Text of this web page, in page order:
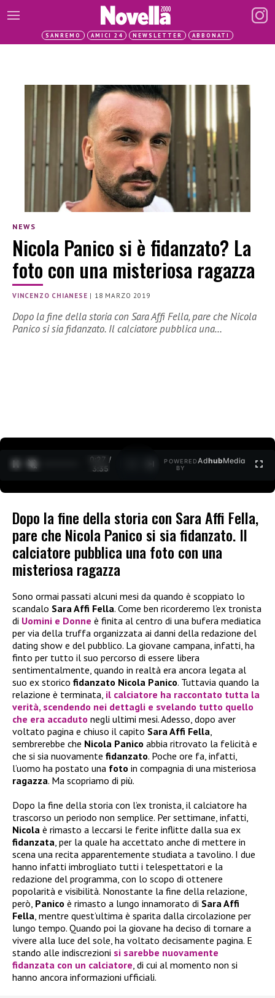
SANREMO AMICI 24 NEWSLETTER ABBONATI
NEWS
Nicola Panico si è fidanzato? La
foto con una misteriosa ragazza
VINCENZO CHIANESE | 18 MARZO 2019
Dopo la fine della storia con Sara Affi Fella, pare che Nicola
Panico si sia fidanzato. Il calciatore pubblica una…
0:27 /
3:35
POWERED
BY
AdhubMedia
Dopo la fine della storia con Sara Affi Fella,
pare che Nicola Panico si sia fidanzato. Il
calciatore pubblica una foto con una
misteriosa ragazza
Sono ormai passati alcuni mesi da quando è scoppiato lo
scandalo Sara Affi Fella. Come ben ricorderemo l’ex tronista
di Uomini e Donne è finita al centro di una bufera mediatica
per via della truffa organizzata ai danni della redazione del
dating show e del pubblico. La giovane campana, infatti, ha
finto per tutto il suo percorso di essere libera
sentimentalmente, quando in realtà era ancora legata al
suo ex storico fidanzato Nicola Panico. Tuttavia quando la
relazione è terminata, il calciatore ha raccontato tutta la
verità, scendendo nei dettagli e svelando tutto quello
che era accaduto negli ultimi mesi. Adesso, dopo aver
voltato pagina e chiuso il capito Sara Affi Fella,
sembrerebbe che Nicola Panico abbia ritrovato la felicità e
che si sia nuovamente fidanzato. Poche ore fa, infatti,
l’uomo ha postato una foto in compagnia di una misteriosa
ragazza. Ma scopriamo di più.
Dopo la fine della storia con l’ex tronista, il calciatore ha
trascorso un periodo non semplice. Per settimane, infatti,
Nicola è rimasto a leccarsi le ferite inflitte dalla sua ex
fidanzata, per la quale ha accettato anche di mettere in
scena una recita apparentemente studiata a tavolino. I due
hanno infatti imbrogliato tutti i telespettatori e la
redazione del programma, con lo scopo di ottenere
popolarità e visibilità. Nonostante la fine della relazione,
però, Panico è rimasto a lungo innamorato di Sara Affi
Fella, mentre quest’ultima è sparita dalla circolazione per
lungo tempo. Quando poi la giovane ha deciso di tornare a
vivere alla luce del sole, ha voltato decisamente pagina. E
stando alle indiscrezioni si sarebbe nuovamente
fidanzata con un calciatore, di cui al momento non si
hanno ancora informazioni ufficiali.